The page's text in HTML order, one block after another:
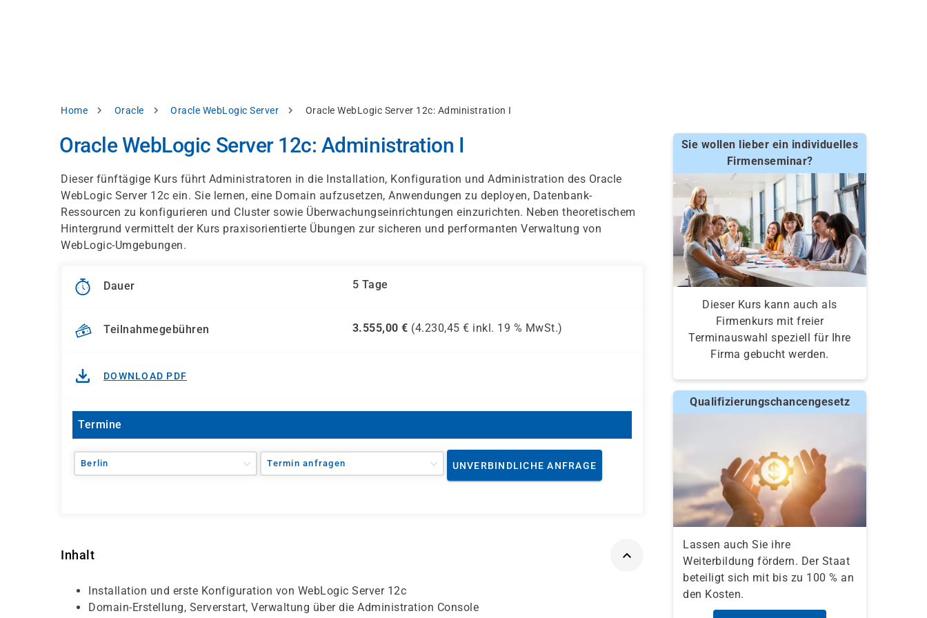
Pfadnavigation
Home Oracle Oracle WebLogic Server Oracle WebLogic Server 12c: Administration I
Oracle WebLogic Server 12c: Administration I
Dieser fünftägige Kurs führt Administratoren in die Installation, Konfiguration und Administration des Oracle
WebLogic Server 12c ein. Sie lernen, eine Domain aufzusetzen, Anwendungen zu deployen, Datenbank-
Ressourcen zu konfigurieren und Cluster sowie Überwachungseinrichtungen einzurichten. Neben theoretischem
Hintergrund vermittelt der Kurs praxisorientierte Übungen zur sicheren und performanten Verwaltung von
WebLogic-Umgebungen.
Dauer 5 Tage
Teilnahmegebühren 3.555,00 € (4.230,45 € inkl. 19 % MwSt.)
DOWNLOAD PDF
Termine
Berlin Termin anfragen UNVERBINDLICHE ANFRAGE
Inhalt
Installation und erste Konfiguration von WebLogic Server 12c
Domain-Erstellung, Serverstart, Verwaltung über die Administration Console
Sie wollen lieber ein individuelles
Firmenseminar?
Dieser Kurs kann auch als
Firmenkurs mit freier
Terminauswahl speziell für Ihre
Firma gebucht werden.
Qualifizierungschancengesetz
Lassen auch Sie ihre
Weiterbildung fördern. Der Staat
beteiligt sich mit bis zu 100 % an
den Kosten.
akzeptieren
Datenschutzhinweis